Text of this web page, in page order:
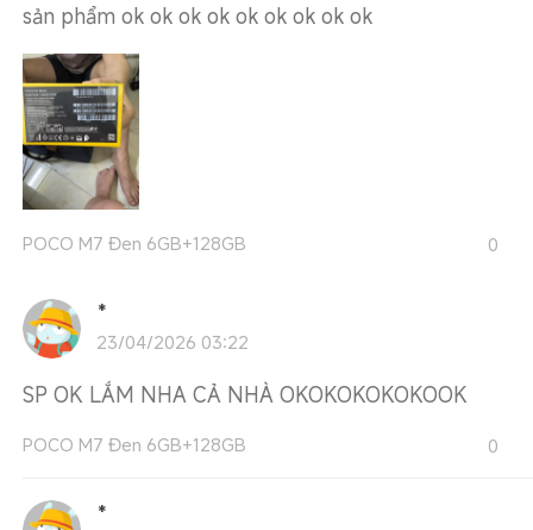
sản phẩm ok ok ok ok ok ok ok ok ok
POCO M7 Đen 6GB+128GB 0
*
23/04/2026 03:22
SP OK LẮM NHA CẢ NHÀ OKOKOKOKOKOOK
POCO M7 Đen 6GB+128GB 0
*